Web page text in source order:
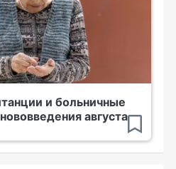
и больничные
августа